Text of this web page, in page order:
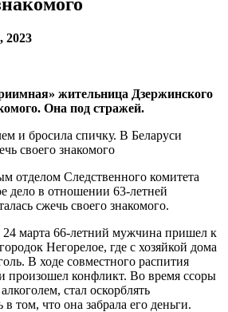
2023
жительница Дзержинского
Она под стражей.
отделом Следственного комитета
дело в отношении 63-летней
сжечь своего знакомого.
марта 66-летний мужчина пришел к
Негорелое, где с хозяйкой дома
В ходе совместного распития
произошел конфликт. Во время ссоры
стал оскорблять
том, что она забрала его деньги.